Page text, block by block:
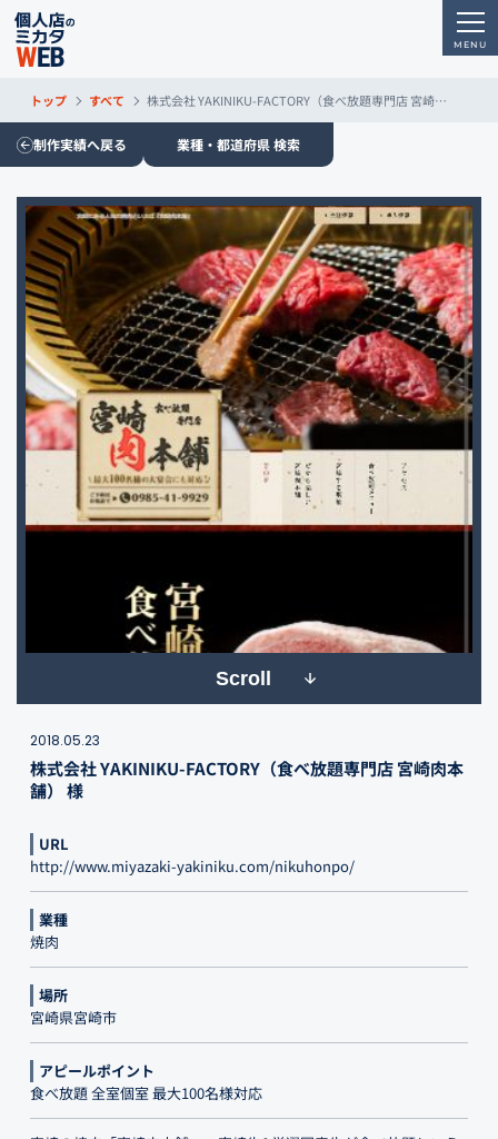
トップ すべて 株式会社 YAKINIKU-FACTORY（食べ放題専門店 宮崎肉本舗）
制作実績へ戻る 業種・都道府県 検索
Scroll
2018.05.23
株式会社 YAKINIKU-FACTORY（食べ放題専門店 宮崎肉本
舗） 様
URL
http://www.miyazaki-yakiniku.com/nikuhonpo/
業種
焼肉
場所
宮崎県宮崎市
アピールポイント
食べ放題 全室個室 最大100名様対応